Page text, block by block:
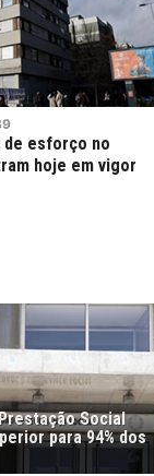
de esforço no
hoje em vigor
Social
para 94% dos